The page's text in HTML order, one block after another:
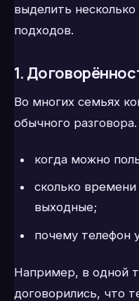
выделить
подходов.
1.
Во многих семьях
обычного
когда можно
сколько
выходные;
почему телефон
Например, в одной
договорились, что